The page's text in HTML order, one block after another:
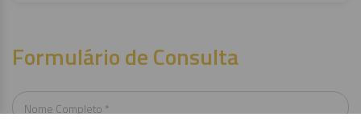
Formulário de Consulta
Nome Completo *